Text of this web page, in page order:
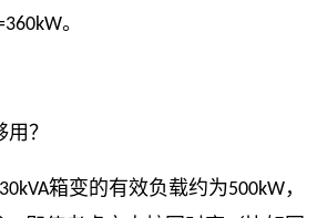
。
？
箱变的有效负载约为500kW，